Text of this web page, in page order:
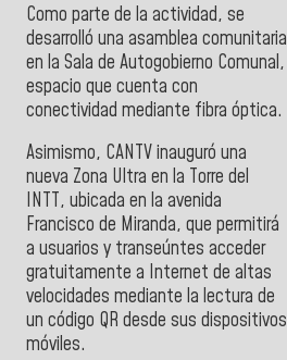
Como parte de la actividad, se
desarrolló una asamblea comunitaria
en la Sala de Autogobierno Comunal,
espacio que cuenta con
conectividad mediante fibra óptica.
Asimismo, CANTV inauguró una
nueva Zona Ultra en la Torre del
INTT, ubicada en la avenida
Francisco de Miranda, que permitirá
a usuarios y transeúntes acceder
gratuitamente a Internet de altas
velocidades mediante la lectura de
un código QR desde sus dispositivos
móviles.